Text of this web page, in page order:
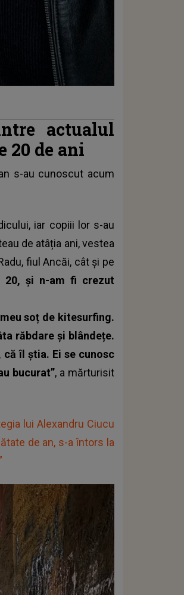
actualul
20 de ani
s-au cunoscut acum
iar copiii lor s-au
de atâția ani, vestea
fiul Ancăi, cât și pe
20, și n-am fi crezut
soț de kitesurfing.
răbdare și blândețe.
îl știa. Ei se cunosc
bucurat”, a mărturisit
lui Alexandru Ciucu
de an, s-a întors la